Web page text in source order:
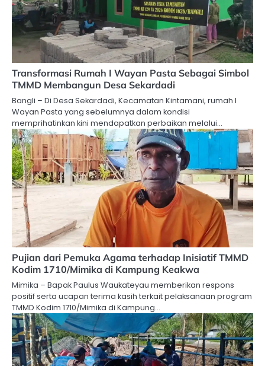
Transformasi Rumah I Wayan Pasta Sebagai Simbol
TMMD Membangun Desa Sekardadi
Bangli – Di Desa Sekardadi, Kecamatan Kintamani, rumah I
Wayan Pasta yang sebelumnya dalam kondisi
memprihatinkan kini mendapatkan perbaikan melalui…
Pujian dari Pemuka Agama terhadap Inisiatif TMMD
Kodim 1710/Mimika di Kampung Keakwa
Mimika – Bapak Paulus Waukateyau memberikan respons
positif serta ucapan terima kasih terkait pelaksanaan program
TMMD Kodim 1710/Mimika di Kampung…